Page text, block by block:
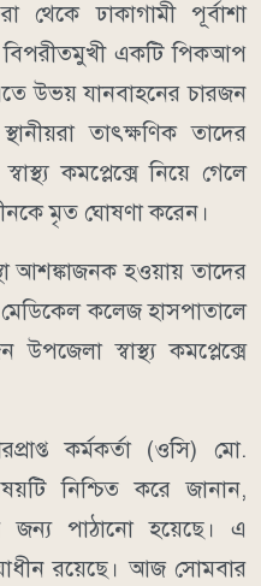
থেকে ঢাকাগামী পূর্বাশা
বিপরীতমুখী একটি পিকআপ
উভয় যানবাহনের চারজন
তাৎক্ষণিক তাদের
কমপ্লেক্সে নিয়ে গেলে
মৃত ঘোষণা করেন।
আশঙ্কাজনক হওয়ায় তাদের
কলেজ হাসপাতালে
স্বাস্থ্য কমপ্লেক্সে
কর্মকর্তা (ওসি) মো.
নিশ্চিত করে জানান,
জন্য পাঠানো হয়েছে। এ
রয়েছে। আজ সোমবার